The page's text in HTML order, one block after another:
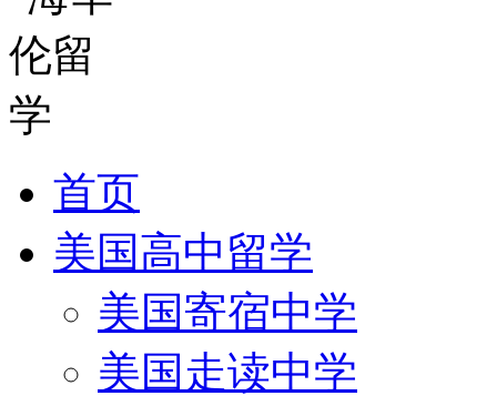
首页
美国高中留学
美国寄宿中学
美国走读中学